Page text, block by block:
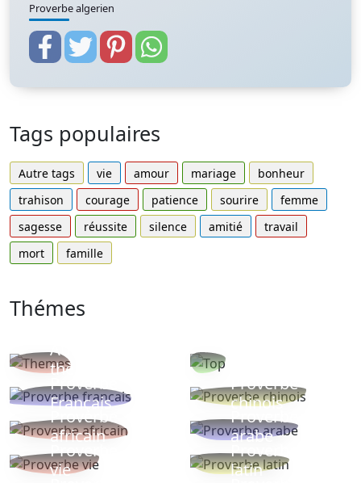
Proverbe algerien
Tags populaires
Autre tags vie amour mariage
bonheur
trahison
courage patience sourire
femme
sagesse
réussite silence amitié
travail
mort
famille
Thémes
Autres
thèmes
Proverbe
Français
Proverbe
chinois
Proverbe
africain
Proverbe
arabe
Proverbe
vie
Proverbe
latin